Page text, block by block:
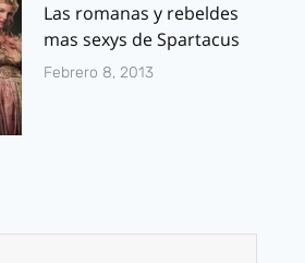
Las romanas y rebeldes
mas sexys de Spartacus
Febrero 8, 2013